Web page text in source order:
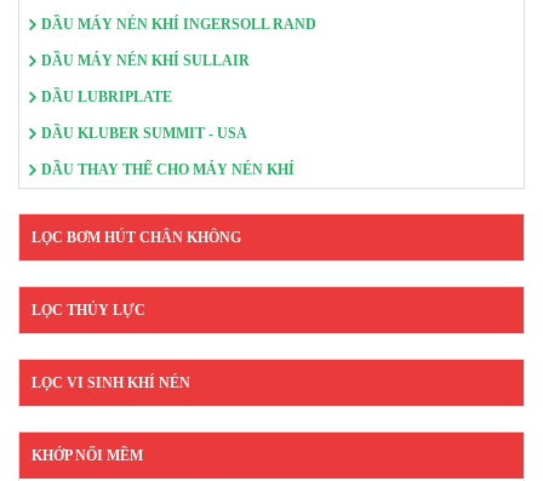
DẦU MÁY NÉN KHÍ INGERSOLL RAND
DẦU MÁY NÉN KHÍ SULLAIR
DẦU LUBRIPLATE
DẦU KLUBER SUMMIT - USA
DẦU THAY THẾ CHO MÁY NÉN KHÍ
LỌC BƠM HÚT CHÂN KHÔNG
LỌC THỦY LỰC
LỌC VI SINH KHÍ NÉN
KHỚP NỐI MỀM